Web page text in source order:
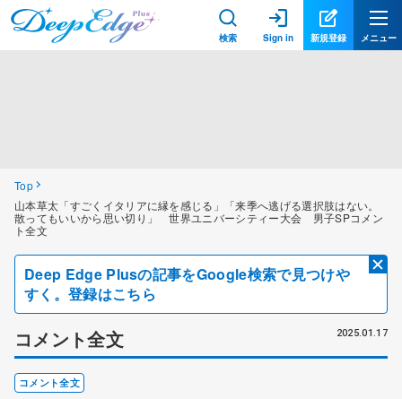
検索 Sign in 新規登録 メニュー
Top
山本草太「すごくイタリアに縁を感じる」「来季へ逃げる選択肢はない。
散ってもいいから思い切り」 世界ユニバーシティー大会 男子SPコメン
ト全文
Deep Edge Plusの記事をGoogle検索で見つけや
すく。登録はこちら
コメント全文 2025.01.17
コメント全文